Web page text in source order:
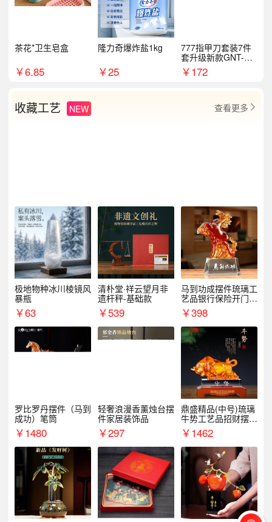
茶花*卫生皂盒
￥6.85
隆力奇爆炸盐1kg
￥25
777指甲刀套装7件
套升级新款GNT-PM
072
￥172
收藏工艺 NEW 查看更多 
极地物种冰川棱镜风
暴瓶
￥63
清朴堂·祥云望月非
遗杆秤-基础款
￥539
马到功成摆件琉璃工
艺品银行保险开门红
周年庆典伴手礼表彰
礼品
￥398
罗比罗丹摆件（马到
成功）笔筒
￥1480
轻奢浪漫香薰烛台摆
件家居装饰品
￥297
鼎盛精品(中号)琉璃
牛势工艺品招财摆件
银行企业商务上市礼
品
￥1462